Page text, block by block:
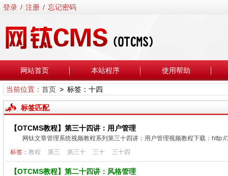
登录 / 注册 / 忘记密码
网站首页 本站程序 使用帮助
当前位置： 首页> 标签：十四
标签匹配
【OTCMS教程】第三十四讲：用户管理
网钛文章管理系统视频教程系列第三十四讲：用户管理视频教程下载：
标签： 教程 第三 第三十 三十 三十四
【OTCMS教程】第二十四讲：风格管理